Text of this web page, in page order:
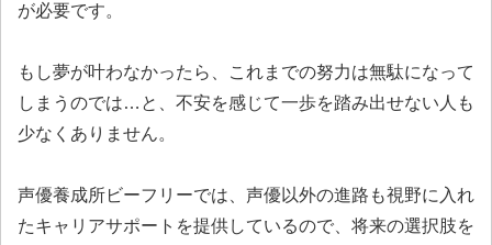
が必要です。
もし夢が叶わなかったら、これまでの努力は無駄になって
しまうのでは…と、不安を感じて一歩を踏み出せない人も
少なくありません。
声優養成所ビーフリーでは、声優以外の進路も視野に入れ
たキャリアサポートを提供しているので、将来の選択肢を